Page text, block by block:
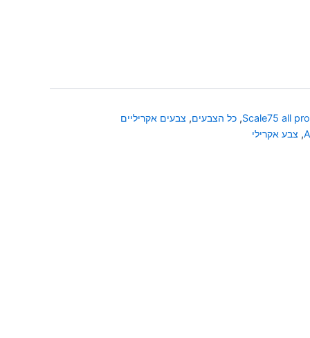
Scale75 all
, כל הצבעים, צבעים אקריליים
, צבע אקרילי